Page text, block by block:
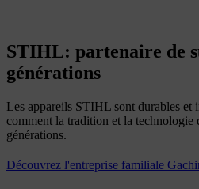
STIHL: partenaire de
générations
Les appareils STIHL sont durables et
comment la tradition et la technologie
générations.
Découvrez l'entreprise familiale